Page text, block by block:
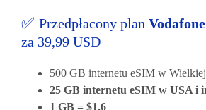
✅ Przedpłacony plan
za 39,99 USD
500 GB internetu eSIM w
25 GB internetu eSIM w USA i
1 GB = $1.6